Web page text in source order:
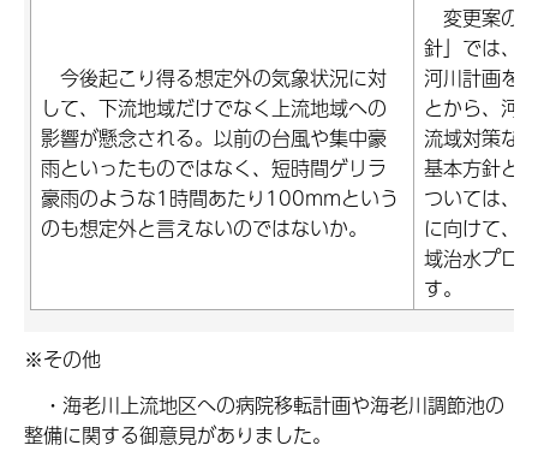
今後起こり得る想定外の気象状況に対
して、下流地域だけでなく上流地域への
影響が懸念される。以前の台風や集中豪
雨といったものではなく、短時間ゲリラ
豪雨のような1時間あたり100mmという
のも想定外と言えないのではないか。
変更案の
針」では、
河川計画を
とから、河
流域対策な
基本方針と
ついては、
に向けて、
域治水プロ
す。
※その他
・海老川上流地区への病院移転計画や海老川調節池の
整備に関する御意見がありました。